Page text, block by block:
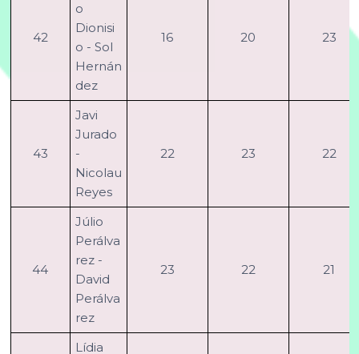
42
o
Dionisi
o - Sol
Hernán
dez
16 20 23
43
Javi
Jurado
-
Nicolau
Reyes
22 23 22
44
Júlio
Perálva
rez -
David
Perálva
rez
23 22 21
Lídia